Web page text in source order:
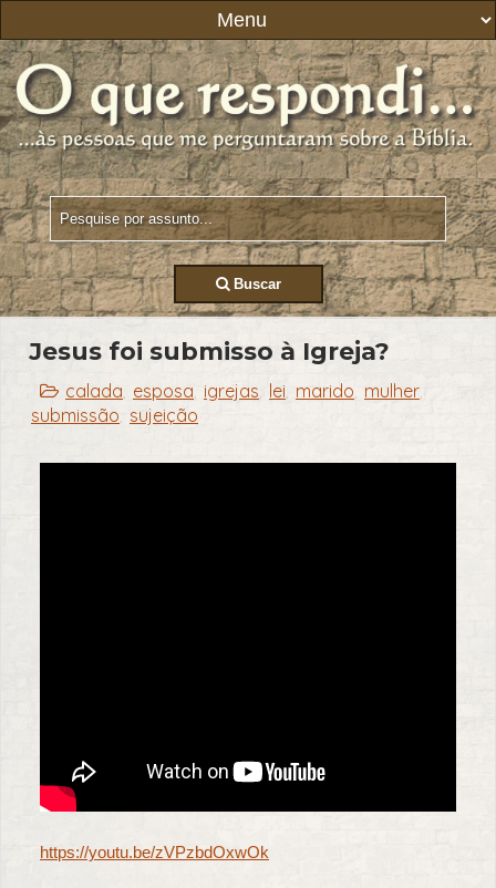
Buscar
Jesus foi submisso à Igreja?
calada, esposa, igrejas, lei, marido, mulher,
submissão, sujeição
https://youtu.be/zVPzbdOxwOk